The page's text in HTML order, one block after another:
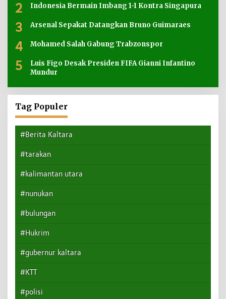
2 Indonesia Bermain Imbang 1-1 Kontra Singapura
3 Arsenal Sepakat Datangkan Bruno Guimaraes
4 Mohamed Salah Gabung Trabzonspor
5
Luis Figo Desak Presiden FIFA Gianni Infantino
Mundur
Tag Populer
#Berita Kaltara
#tarakan
#kalimantan utara
#nunukan
#bulungan
#Hukrim
#gubernur kaltara
#KTT
#polisi